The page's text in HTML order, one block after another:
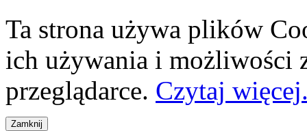
Ta strona używa plików
ich używania i możliwości
przeglądarce. Czytaj